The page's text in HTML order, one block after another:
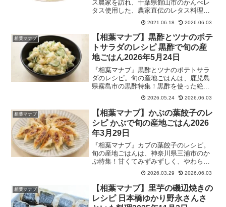
ス農家を訪れ、千葉県館山市のかんべレ
タス使用した、農家直伝のレタス料理が
紹介されました。かんべレタスは、肉厚
で水分量が多くシャキッとした触感が特
徴のレタスです。そんなかんべレタスを
まるごと1個使った、レタス丸ごと蒸しの
レシピを紹介します。
2021.06.18 2026.06.03
相葉マナブ
【相葉マナブ】黒酢とツナのポテ
トサラダのレシピ 黒酢で旬の産
地ごはん2026年5月24日
『相葉マナブ』黒酢とツナのポテトサラ
ダのレシピ。旬の産地ごはんは、鹿児島
県霧島市の黒酢特集！黒酢を使った絶品
料理を地元の方から学ぶ。壺造りという
伝統製法で、⽶麹、蒸し⽶、地下⽔を入
れた壺で時間をかけ自然発酵し、熟成さ
せていく“黒酢”の仕込みを学びました。
2026年5月24日
2026.05.24 2026.06.03
相葉マナブ
【相葉マナブ】かぶの葉餃子のレ
シピ かぶで旬の産地ごはん2026
年3月29日
『相葉マナブ』カブの葉餃子のレシピ。
旬の産地ごはんは、神奈川県三浦市のか
ぶ特集！甘くてみずみずしく、やわらか
いのが特徴の三浦かぶを使った絶品料理
を地元の方から学ぶ。2026年3月22日
2026.03.29 2026.06.03
相葉マナブ
【相葉マナブ】里芋の磯辺焼きの
レシピ 日本橋ゆかり野永さんさ